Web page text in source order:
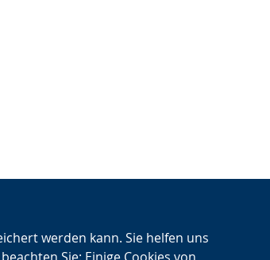
werden kann. Sie helfen uns